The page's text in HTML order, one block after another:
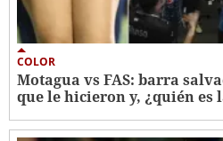
COLOR
Motagua vs FAS: barra
que le hicieron y, ¿quién es